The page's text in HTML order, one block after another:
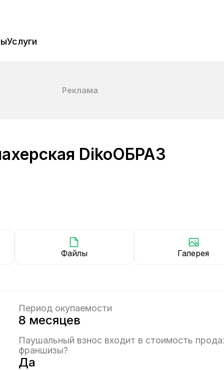
Услуги
Реклама
DikoОБРАЗ
Файлы Галерея
Период окупаемости
8 месяцев
Паушальный взнос входит в стоимость
франшизы?
Да